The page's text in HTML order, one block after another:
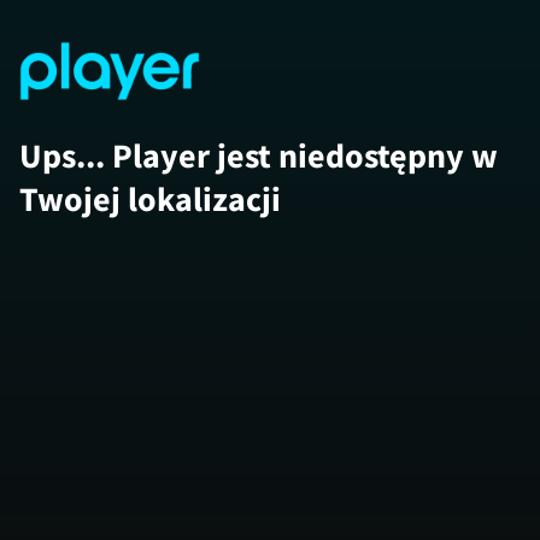
Ups... Player jest niedostępny w
Twojej lokalizacji